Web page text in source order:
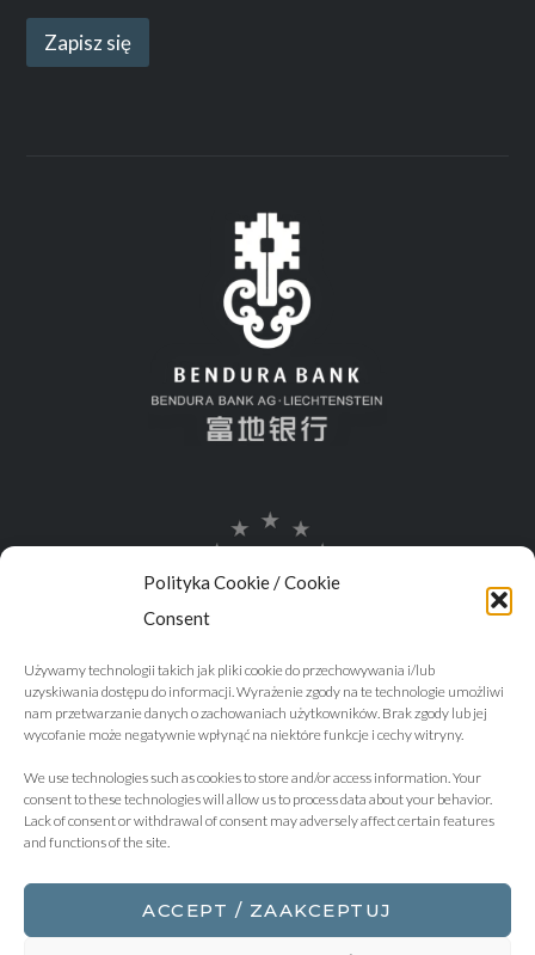
Polityka Cookie / Cookie
Consent
Używamy technologii takich jak pliki cookie do przechowywania i/lub
uzyskiwania dostępu do informacji. Wyrażenie zgody na te technologie umożliwi
nam przetwarzanie danych o zachowaniach użytkowników. Brak zgody lub jej
wycofanie może negatywnie wpłynąć na niektóre funkcje i cechy witryny.
We use technologies such as cookies to store and/or access information. Your
consent to these technologies will allow us to process data about your behavior.
Lack of consent or withdrawal of consent may adversely affect certain features
and functions of the site.
ACCEPT / ZAAKCEPTUJ
Zapisz się